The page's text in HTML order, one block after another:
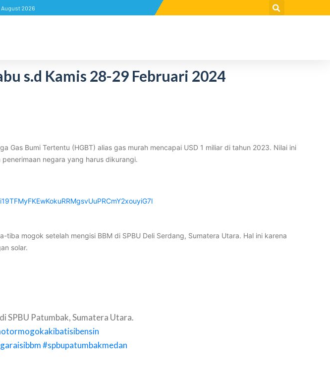
August 2026
s.d Kamis 28-29 Februari 2024
Bumi Tertentu (HGBT) alias gas murah mencapai USD 1 miliar di tahun 2023. Nilai ini
negara yang harus dikurangi.⁠
mogok setelah mengisi BBM di SPBU Deli Serdang, Sumatera Utara. Hal ini karena
solar.
SPBU Patumbak, Sumatera Utara.
#spbupatumbakmedan